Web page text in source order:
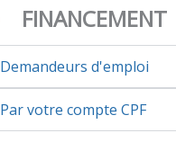
FINANCEMENT
Demandeurs d'emploi
Par votre compte CPF